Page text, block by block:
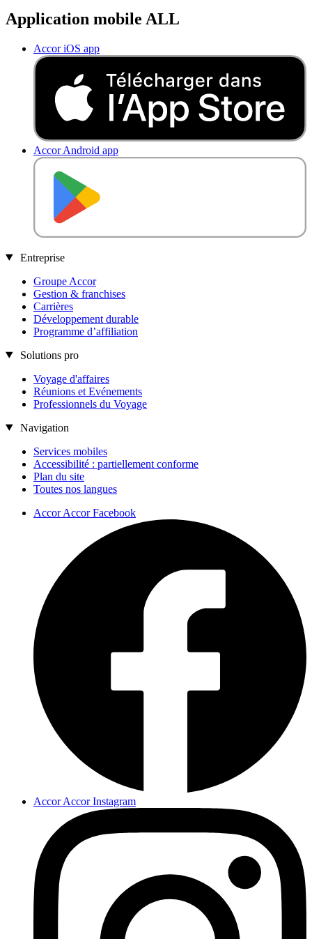
Application mobile ALL
Accor iOS app
Accor Android app
Entreprise
Groupe Accor
Gestion & franchises
Carrières
Développement durable
Programme d’affiliation
Solutions pro
Voyage d'affaires
Réunions et Evénements
Professionnels du Voyage
Navigation
Services mobiles
Accessibilité : partiellement conforme
Plan du site
Toutes nos langues
Accor Accor Facebook
Accor Accor Instagram